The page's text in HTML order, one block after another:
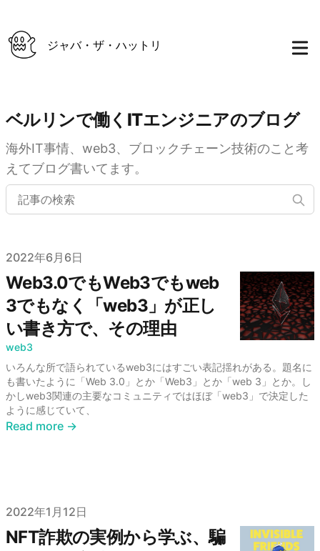
ジャバ・ザ・ハットリ
ベルリンで働くITエンジニアのブログ
海外IT事情、web3、ブロックチェーン技術のこと考
えてブログ書いてます。
Published on
2022年6月6日
Web3.0でもWeb3でもweb
3でもなく「web3」が正し
い書き方で、その理由
web3
いろんな所で語られているweb3にはすごい表記揺れがある。題名に
も書いたように「Web 3.0」とか「Web3」とか「web 3」とか。し
かしweb3関連の主要なコミュニティではほぼ「web3」で決定した
ように感じていて、
Read more →
Published on
2022年1月12日
NFT詐欺の実例から学ぶ、騙